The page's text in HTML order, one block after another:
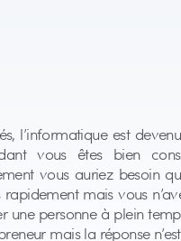
l’informatique est
vous êtes bien
vous auriez besoin
mais vous
personne à plein
mais la réponse